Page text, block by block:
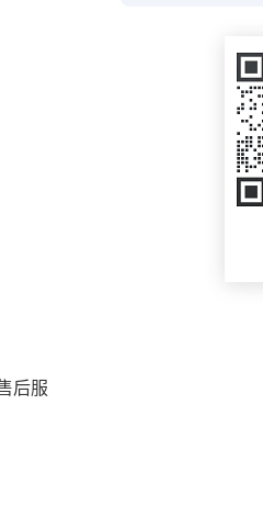
后服